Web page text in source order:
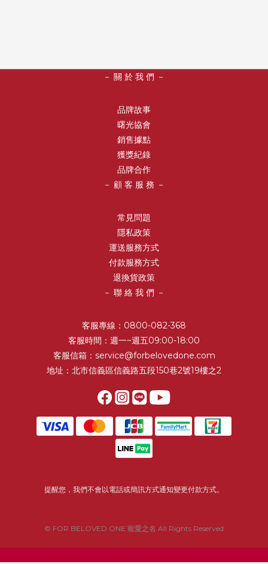
－ 關 於 我 們 －
品牌故事
曙光協會
銷售據點
獲獎紀錄
品牌合作
－ 顧 客 服 務 －
常見問題
隱私政策
運送服務方式
付款服務方式
退換貨政策
－ 聯 絡 我 們 －
客服專線：0800-082-368
客服時間：週一~週五09:00-18:00
客服信箱：service@forbelovedone.com
地址：北市信義區信義路五段150巷2號19樓之2
提醒您，我們不會以電話或簡訊方式通知變更付款方式。
© FOR BELOVED ONE 寵愛之名 All Rights Reserved